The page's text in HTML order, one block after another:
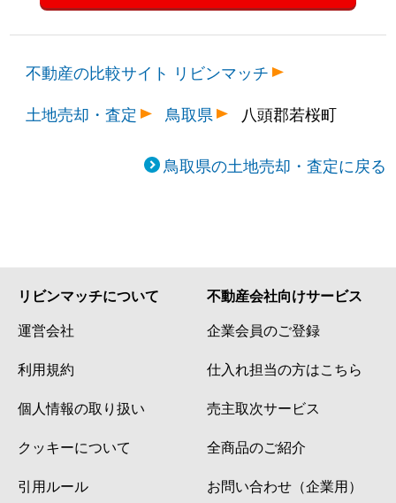
不動産の比較サイト リビンマッチ
土地売却・査定
鳥取県 八頭郡若桜町
鳥取県の土地売却・査定に戻る
リビンマッチについて
運営会社
利用規約
個人情報の取り扱い
クッキーについて
引用ルール
不動産会社向けサービス
企業会員のご登録
仕入れ担当の方はこちら
売主取次サービス
全商品のご紹介
お問い合わせ（企業用）